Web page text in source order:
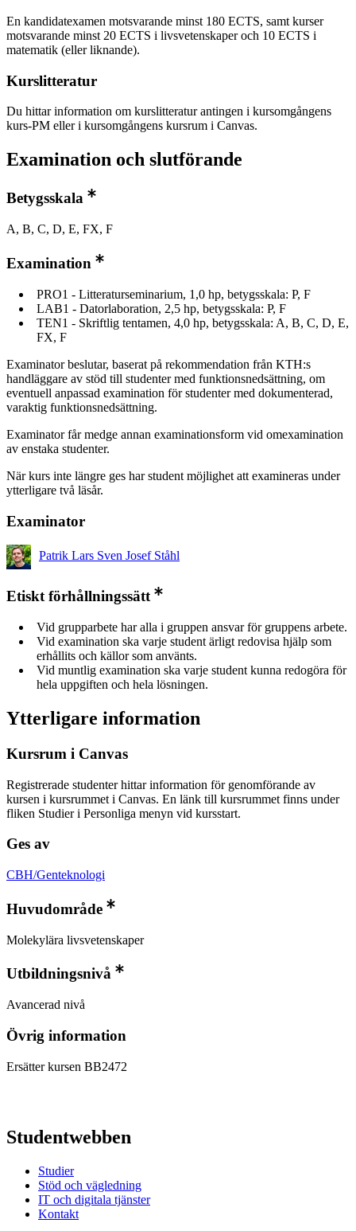
En kandidatexamen motsvarande minst 180 ECTS, samt kurser
motsvarande minst 20 ECTS i livsvetenskaper och 10 ECTS i
matematik (eller liknande).
Kurslitteratur
Du hittar information om kurslitteratur antingen i kursomgångens
kurs-PM eller i kursomgångens kursrum i Canvas.
Examination och slutförande
Betygsskala
A, B, C, D, E, FX, F
Examination
PRO1 - Litteraturseminarium, 1,0 hp, betygsskala: P, F
LAB1 - Datorlaboration, 2,5 hp, betygsskala: P, F
TEN1 - Skriftlig tentamen, 4,0 hp, betygsskala: A, B, C, D, E,
FX, F
Examinator beslutar, baserat på rekommendation från KTH:s
handläggare av stöd till studenter med funktionsnedsättning, om
eventuell anpassad examination för studenter med dokumenterad,
varaktig funktionsnedsättning.
Examinator får medge annan examinationsform vid omexamination
av enstaka studenter.
När kurs inte längre ges har student möjlighet att examineras under
ytterligare två läsår.
Examinator
Patrik Lars Sven Josef Ståhl
Etiskt förhållningssätt
Vid grupparbete har alla i gruppen ansvar för gruppens arbete.
Vid examination ska varje student ärligt redovisa hjälp som
erhållits och källor som använts.
Vid muntlig examination ska varje student kunna redogöra för
hela uppgiften och hela lösningen.
Ytterligare information
Kursrum i Canvas
Registrerade studenter hittar information för genomförande av
kursen i kursrummet i Canvas. En länk till kursrummet finns under
fliken Studier i Personliga menyn vid kursstart.
Ges av
CBH/Genteknologi
Huvudområde
Molekylära livsvetenskaper
Utbildningsnivå
Avancerad nivå
Övrig information
Ersätter kursen BB2472
Studentwebben
Studier
Stöd och vägledning
IT och digitala tjänster
Kontakt